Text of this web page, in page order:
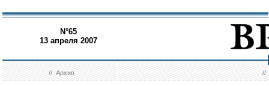
N°65
13 апреля 2007
//Архив //